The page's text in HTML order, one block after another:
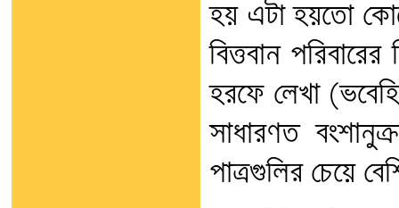
হয় এটা হয়তো
বিত্তবান
হরফে লেখা
সাধারণত
পাত্রগুলির চেয়ে